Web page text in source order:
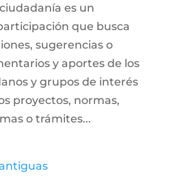
es un
que busca
sugerencias o
y aportes de los
y grupos de interés
proyectos, normas,
o trámites...